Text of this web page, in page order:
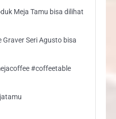
Meja Tamu bisa dilihat
Seri Agusto bisa
#coffeetable